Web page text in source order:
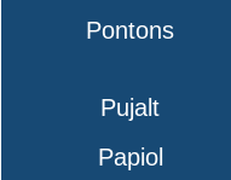
Pontons
Pujalt
Papiol